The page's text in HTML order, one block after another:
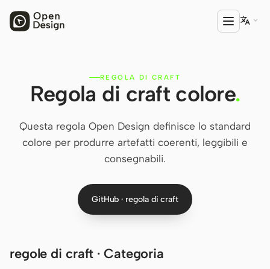
Open Design
HTML Anything
HTML Video
Open Design Plugin

REGOLA DI CRAFT
Regola di craft colore.
Questa regola Open Design definisce lo standard
colore per produrre artefatti coerenti, leggibili e
consegnabili.
GitHub · regola di craft
regole di craft · Categoria